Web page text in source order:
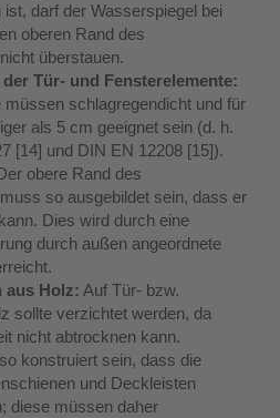
darf der Wasserspiegel bei
oberen Rand des
überstauen.
Tür- und Fensterelemente:
schlagregendicht und für
als 5 cm geeignet sein (d. h.
[14] und DIN EN 12208 [15]).
obere Rand des
so ausgebildet sein, dass er
Dies wird durch eine
durch außen angeordnete
aus Holz: Auf Tür- bzw.
sollte verzichtet werden, da
nicht abtrocknen kann.
konstruiert sein, dass die
und Deckleisten
diese müssen daher